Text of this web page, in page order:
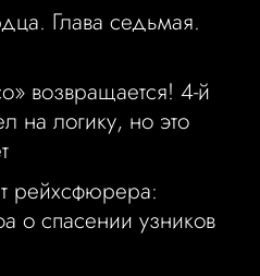
Глава седьмая.
возвращается! 4-й
на логику, но это
рейхсфюрера:
о спасении узников